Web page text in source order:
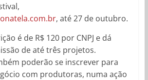
, até 27 de outubro.
é de R$ 120 por CNPJ e dá
de até três projetos.
poderão se inscrever para
com produtoras, numa ação